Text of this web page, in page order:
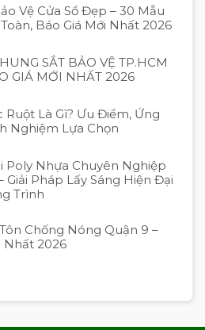
Vệ Cửa Sổ Đẹp – 30 Mẫu
Báo Giá Mới Nhất 2026
SẮT BẢO VỆ TP.HCM
GIÁ MỚI NHẤT 2026
Ruột Là Gì? Ưu Điểm, Ứng
Nghiệm Lựa Chọn
Poly Nhựa Chuyên Nghiệp
Giải Pháp Lấy Sáng Hiện Đại
Trình
Chống Nóng Quận 9 –
Nhất 2026